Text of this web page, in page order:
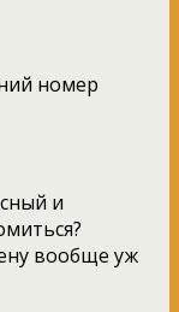
номер
и
вообще уж